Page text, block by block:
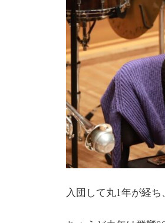
入団して丸1年が経ち